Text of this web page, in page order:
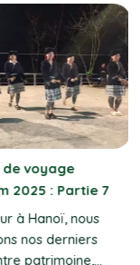
voyage
2025 : Partie 7
à Hanoï, nous
nos derniers
patrimoine,